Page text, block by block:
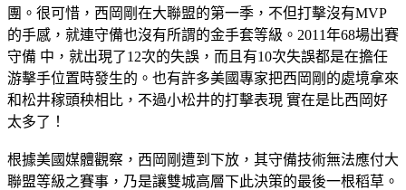
團。很可惜，西岡剛在大聯盟的第一季，不但打擊沒有MVP
的手感，就連守備也沒有所謂的金手套等級。2011年68場出賽
守備 中，就出現了12次的失誤，而且有10次失誤都是在擔任
游擊手位置時發生的。也有許多美國專家把西岡剛的處境拿來
和松井稼頭秧相比，不過小松井的打擊表現 實在是比西岡好
太多了！
根據美國媒體觀察，西岡剛遭到下放，其守備技術無法應付大
聯盟等級之賽事，乃是讓雙城高層下此決策的最後一根稻草。